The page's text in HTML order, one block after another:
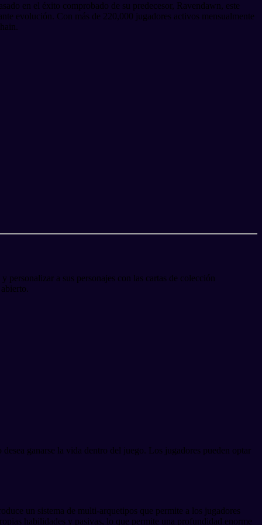
en el éxito comprobado de su predecesor, Ravendawn, este
evolución. Con más de 220,000 jugadores activos mensualmente
a sus personajes con las cartas de colección
ganarse la vida dentro del juego. Los jugadores pueden optar
un sistema de multi-arquetipos que permite a los jugadores
habilidades y pasivas, lo que permite una profundidad enorme